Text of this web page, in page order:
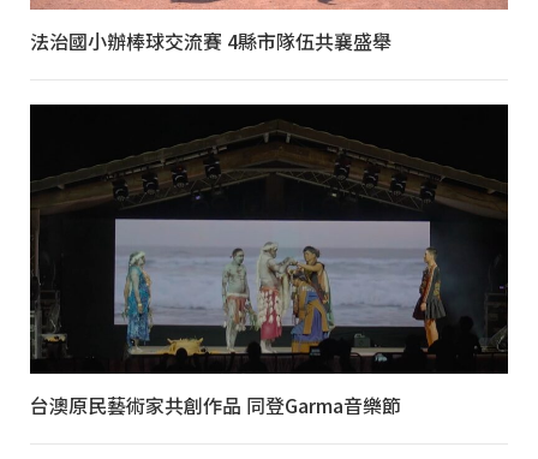
法治國小辦棒球交流賽 4縣市隊伍共襄盛舉
台澳原民藝術家共創作品 同登Garma音樂節